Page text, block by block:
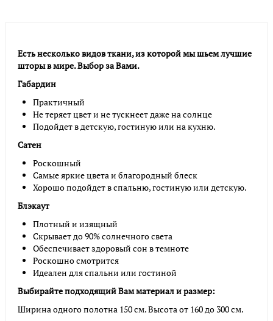
Есть несколько видов ткани, из которой мы шьем лучшие
шторы в мире. Выбор за Вами.
Габардин
Практичный
Не теряет цвет и не тускнеет даже на солнце
Подойдет в детскую, гостиную или на кухню.
Сатен
Роскошный
Самые яркие цвета и благородный блеск
Хорошо подойдет в спальню, гостиную или детскую.
Блэкаут
Плотный и изящный
Скрывает до 90% солнечного света
Обеспечивает здоровый сон в темноте
Роскошно смотрится
Идеален для спальни или гостиной
Выбирайте подходящий Вам материал и размер:
Ширина одного полотна 150 см. Высота от 160 до 300 см.